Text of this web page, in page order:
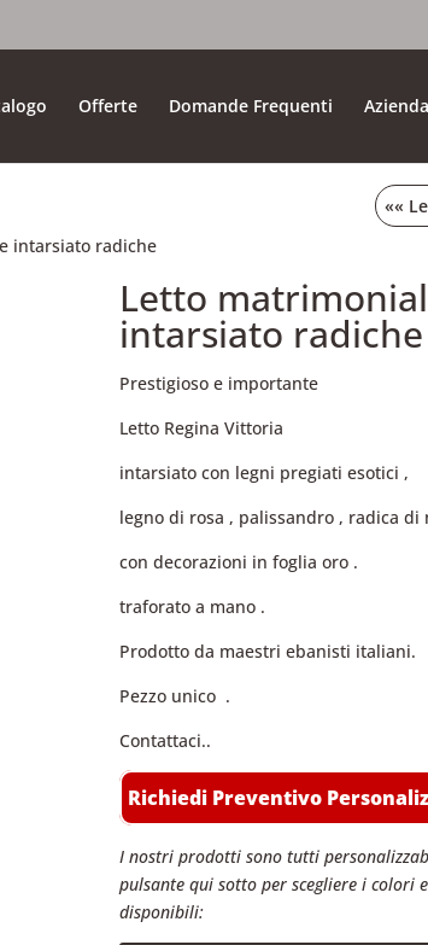
Offerte Domande Frequenti Azienda
intarsiato radiche
««
Letto
intarsiato radiche
Prestigioso e importante
Letto Regina Vittoria
intarsiato con legni pregiati esotici ,
legno di rosa , palissandro , radica di
con decorazioni in foglia oro .
traforato a mano .
Prodotto da maestri ebanisti italiani.
Pezzo unico .
Contattaci..
Richiedi Preventivo
I nostri prodotti sono tutti
pulsante qui sotto per scegliere i colori
disponibili: